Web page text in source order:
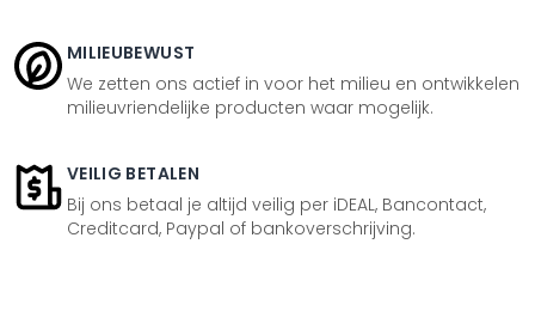
MILIEUBEWUST
We zetten ons actief in voor het milieu en ontwikkelen
milieuvriendelijke producten waar mogelijk.
VEILIG BETALEN
Bij ons betaal je altijd veilig per iDEAL, Bancontact,
Creditcard, Paypal of bankoverschrijving.